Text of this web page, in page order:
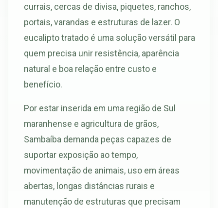
currais, cercas de divisa, piquetes, ranchos,
portais, varandas e estruturas de lazer. O
eucalipto tratado é uma solução versátil para
quem precisa unir resistência, aparência
natural e boa relação entre custo e
benefício.
Por estar inserida em uma região de Sul
maranhense e agricultura de grãos,
Sambaíba demanda peças capazes de
suportar exposição ao tempo,
movimentação de animais, uso em áreas
abertas, longas distâncias rurais e
manutenção de estruturas que precisam